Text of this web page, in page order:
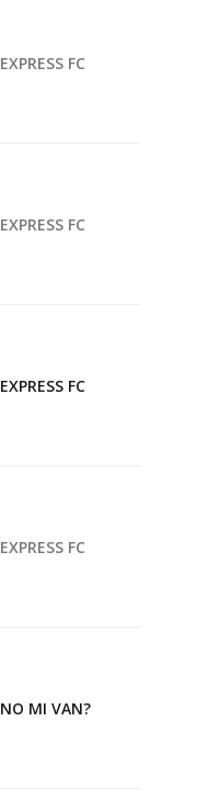
EXPRESS FC
EXPRESS FC
EXPRESS FC
EXPRESS FC
NO MI VAN?